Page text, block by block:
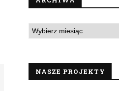
NASZE PROJEKTY